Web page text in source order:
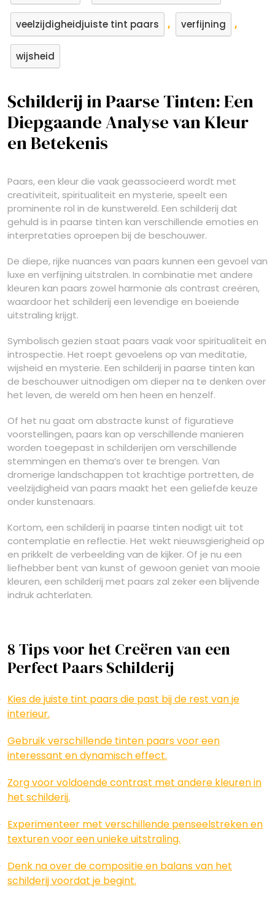
veelzijdigheidjuiste tint paars , verfijning ,
wijsheid
Schilderij in Paarse Tinten: Een
Diepgaande Analyse van Kleur
en Betekenis
Paars, een kleur die vaak geassocieerd wordt met
creativiteit, spiritualiteit en mysterie, speelt een
prominente rol in de kunstwereld. Een schilderij dat
gehuld is in paarse tinten kan verschillende emoties en
interpretaties oproepen bij de beschouwer.
De diepe, rijke nuances van paars kunnen een gevoel van
luxe en verfijning uitstralen. In combinatie met andere
kleuren kan paars zowel harmonie als contrast creëren,
waardoor het schilderij een levendige en boeiende
uitstraling krijgt.
Symbolisch gezien staat paars vaak voor spiritualiteit en
introspectie. Het roept gevoelens op van meditatie,
wijsheid en mysterie. Een schilderij in paarse tinten kan
de beschouwer uitnodigen om dieper na te denken over
het leven, de wereld om hen heen en henzelf.
Of het nu gaat om abstracte kunst of figuratieve
voorstellingen, paars kan op verschillende manieren
worden toegepast in schilderijen om verschillende
stemmingen en thema’s over te brengen. Van
dromerige landschappen tot krachtige portretten, de
veelzijdigheid van paars maakt het een geliefde keuze
onder kunstenaars.
Kortom, een schilderij in paarse tinten nodigt uit tot
contemplatie en reflectie. Het wekt nieuwsgierigheid op
en prikkelt de verbeelding van de kijker. Of je nu een
liefhebber bent van kunst of gewoon geniet van mooie
kleuren, een schilderij met paars zal zeker een blijvende
indruk achterlaten.
8 Tips voor het Creëren van een
Perfect Paars Schilderij
Kies de juiste tint paars die past bij de rest van je
interieur.
Gebruik verschillende tinten paars voor een
interessant en dynamisch effect.
Zorg voor voldoende contrast met andere kleuren in
het schilderij.
Experimenteer met verschillende penseelstreken en
texturen voor een unieke uitstraling.
Denk na over de compositie en balans van het
schilderij voordat je begint.